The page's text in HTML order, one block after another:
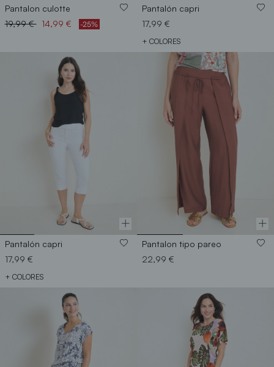
Pantalon culotte
Price reduced from
19,99 €to14,99 € -25%
Pantalón capri
17,99 €
+ COLORES
Pantalón capri
17,99 €
+ COLORES
Pantalon tipo pareo
22,99 €